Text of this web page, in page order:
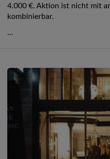
4.000 €. Aktion ist nicht mit
kombinierbar.
...